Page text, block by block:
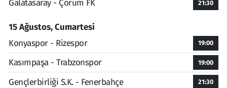
Galatasaray - Çorum FK
21:30
15 Ağustos, Cumartesi
Konyaspor - Rizespor
19:00
Kasımpaşa - Trabzonspor 19:00
Gençlerbirliği S.K. - Fenerbahçe 21:30